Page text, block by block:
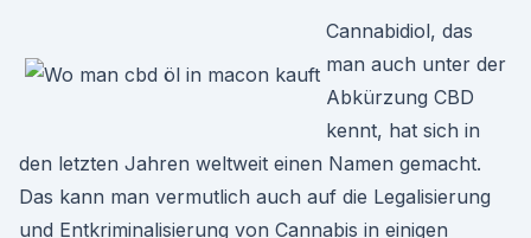
Cannabidiol, das
man auch unter der
Abkürzung CBD
kennt, hat sich in
den letzten Jahren weltweit einen Namen gemacht.
Das kann man vermutlich auch auf die Legalisierung
und Entkriminalisierung von Cannabis in einigen